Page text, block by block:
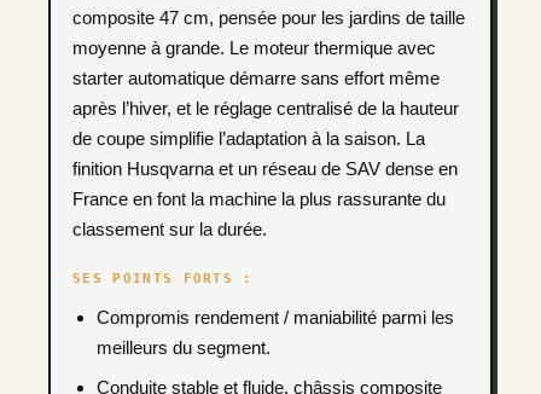
composite 47 cm, pensée pour les jardins de taille
moyenne à grande. Le moteur thermique avec
starter automatique démarre sans effort même
après l’hiver, et le réglage centralisé de la hauteur
de coupe simplifie l’adaptation à la saison. La
finition Husqvarna et un réseau de SAV dense en
France en font la machine la plus rassurante du
classement sur la durée.
SES POINTS FORTS :
Compromis rendement / maniabilité parmi les
meilleurs du segment.
Conduite stable et fluide, châssis composite